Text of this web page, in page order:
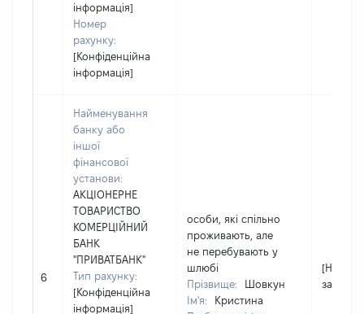
інформація]
Номер
рахунку:
[Конфіденційна
інформація]
6
Найменування
банку або
іншої
фінансової
установи:
АКЦІОНЕРНЕ
ТОВАРИСТВО
КОМЕРЦІЙНИЙ
БАНК
"ПРИВАТБАНК"
Тип рахунку:
[Конфіденційна
інформація]
особи, які спільно
проживають, але
не перебувають у
шлюбі
Прізвище:
Шовкун
Ім'я:
Кристина
[Не